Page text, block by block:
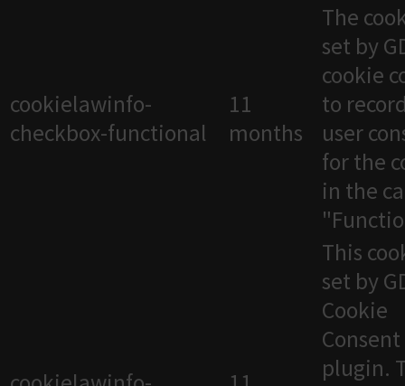
cookielawinfo-
checkbox-functional
11
months
The
set by
cookie
to
user
for the
in the
This
set by
Cookie
Consent
plugin.